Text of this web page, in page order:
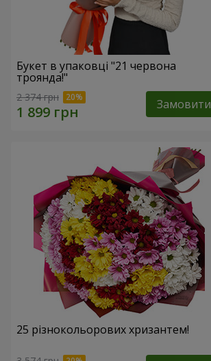
Букет в упаковці "21 червона
троянда!"
2 374 грн Замовити
25 різнокольорових хризантем!